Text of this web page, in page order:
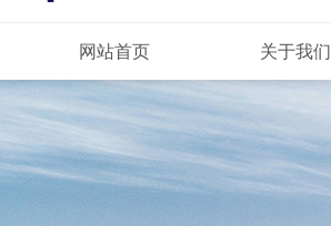
网站首页 关于我们